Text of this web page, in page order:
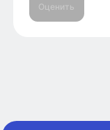
Оценить